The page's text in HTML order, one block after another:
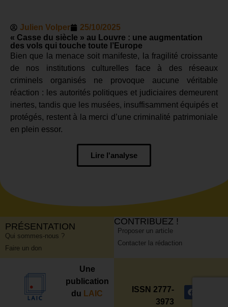
Julien Volper
25/10/2025
« Casse du siècle » au Louvre : une augmentation
des vols qui touche toute l’Europe
Bien que la menace soit manifeste, la fragilité croissante
de nos institutions culturelles face à des réseaux
criminels organisés ne provoque aucune véritable
réaction : les autorités politiques et judiciaires demeurent
inertes, tandis que les musées, insuffisamment équipés et
protégés, restent à la merci d’une criminalité patrimoniale
en plein essor.
Lire l'analyse
PRÉSENTATION
Qui sommes-nous ?
Faire un don
CONTRIBUEZ !
Proposer un article
Contacter la rédaction
Une
publication
du LAIC
ISSN 2777-
3973